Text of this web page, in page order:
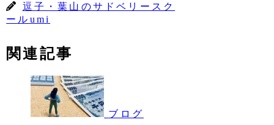
逗子・葉山のサドベリースク
ールumi
関連記事
ブログ